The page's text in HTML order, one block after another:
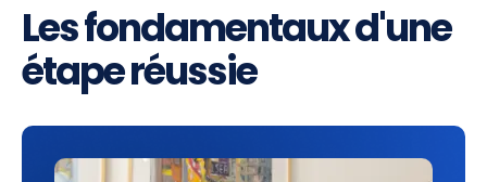
Les fondamentaux d'une
étape réussie